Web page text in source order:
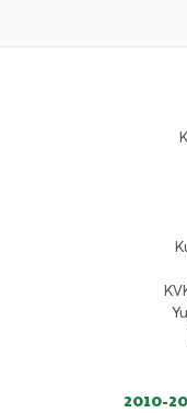
2010-